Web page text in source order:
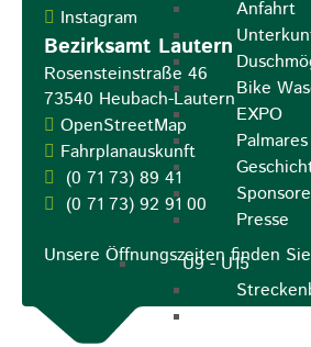
Anfahrt
Bike
EXPO
Palmares
Presse
U9 - U15
Instagram
Bezirksamt Lautern
Rosensteinstraße 46
73540 Heubach-Lautern
OpenStreetMap
Fahrplanauskunft
(0 71 73) 89 41
(0 71 73) 92 91 00
Unsere Öffnungszeiten finden Sie